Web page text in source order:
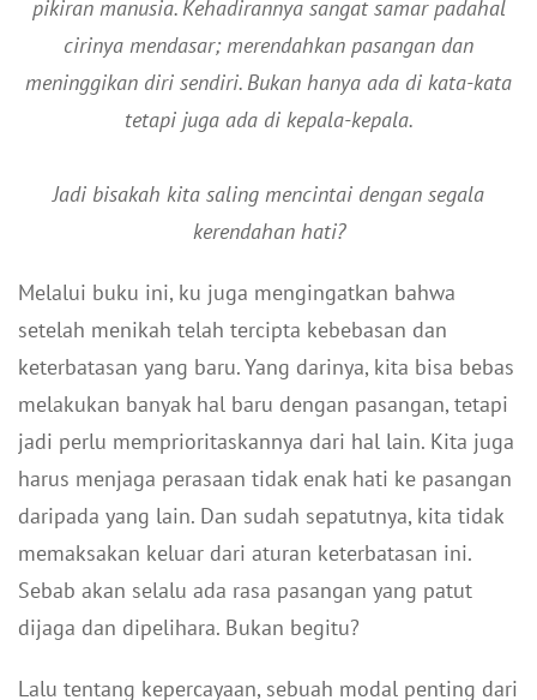
pikiran manusia. Kehadirannya sangat samar padahal
cirinya mendasar; merendahkan pasangan dan
meninggikan diri sendiri. Bukan hanya ada di kata-kata
tetapi juga ada di kepala-kepala.
Jadi bisakah kita saling mencintai dengan segala
kerendahan hati?
Melalui buku ini, ku juga mengingatkan bahwa
setelah menikah telah tercipta kebebasan dan
keterbatasan yang baru. Yang darinya, kita bisa bebas
melakukan banyak hal baru dengan pasangan, tetapi
jadi perlu memprioritaskannya dari hal lain. Kita juga
harus menjaga perasaan tidak enak hati ke pasangan
daripada yang lain. Dan sudah sepatutnya, kita tidak
memaksakan keluar dari aturan keterbatasan ini.
Sebab akan selalu ada rasa pasangan yang patut
dijaga dan dipelihara. Bukan begitu?
Lalu tentang kepercayaan, sebuah modal penting dari